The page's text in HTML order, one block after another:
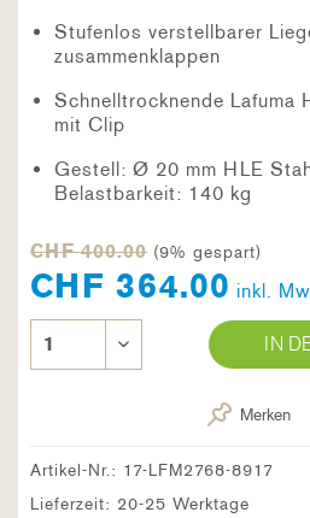
Stufenlos verstellbarer
zusammenklappen
Schnelltrocknende Lafuma
mit Clip
Gestell: Ø 20 mm HLE
Belastbarkeit: 140 kg
CHF 400.00 (9% gespart)
CHF 364.00 inkl.
IN
Merken
Artikel-Nr.: 17-LFM2768-8917
Lieferzeit: 20-25 Werktage